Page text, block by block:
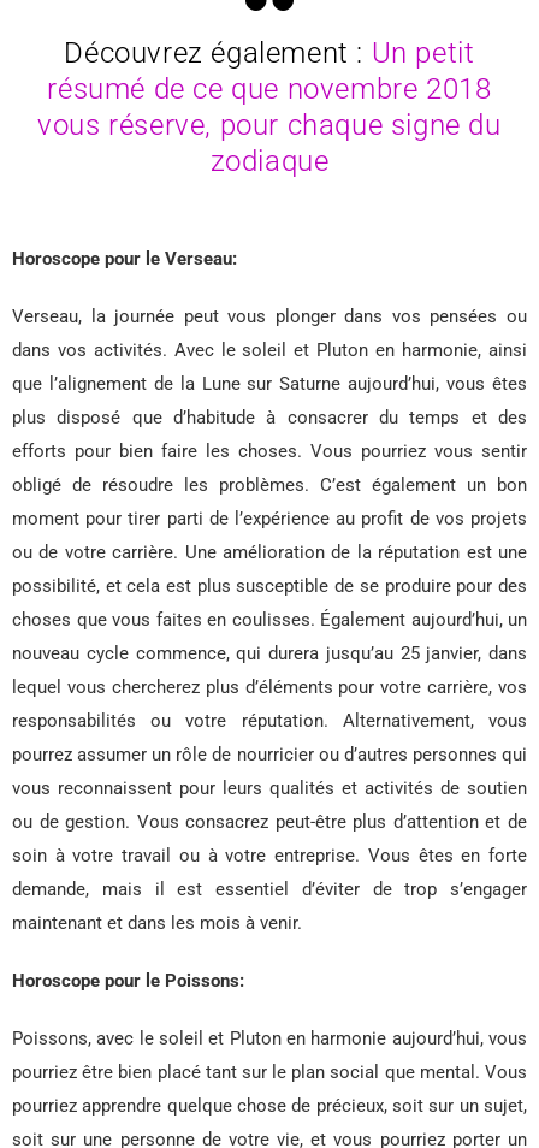
Découvrez également : Un petit
résumé de ce que novembre 2018
vous réserve, pour chaque signe du
zodiaque
Horoscope pour le Verseau:
Verseau, la journée peut vous plonger dans vos pensées ou
dans vos activités. Avec le soleil et Pluton en harmonie, ainsi
que l’alignement de la Lune sur Saturne aujourd’hui, vous êtes
plus disposé que d’habitude à consacrer du temps et des
efforts pour bien faire les choses. Vous pourriez vous sentir
obligé de résoudre les problèmes. C’est également un bon
moment pour tirer parti de l’expérience au profit de vos projets
ou de votre carrière. Une amélioration de la réputation est une
possibilité, et cela est plus susceptible de se produire pour des
choses que vous faites en coulisses. Également aujourd’hui, un
nouveau cycle commence, qui durera jusqu’au 25 janvier, dans
lequel vous chercherez plus d’éléments pour votre carrière, vos
responsabilités ou votre réputation. Alternativement, vous
pourrez assumer un rôle de nourricier ou d’autres personnes qui
vous reconnaissent pour leurs qualités et activités de soutien
ou de gestion. Vous consacrez peut-être plus d’attention et de
soin à votre travail ou à votre entreprise. Vous êtes en forte
demande, mais il est essentiel d’éviter de trop s’engager
maintenant et dans les mois à venir.
Horoscope pour le Poissons:
Poissons, avec le soleil et Pluton en harmonie aujourd’hui, vous
pourriez être bien placé tant sur le plan social que mental. Vous
pourriez apprendre quelque chose de précieux, soit sur un sujet,
soit sur une personne de votre vie, et vous pourriez porter un